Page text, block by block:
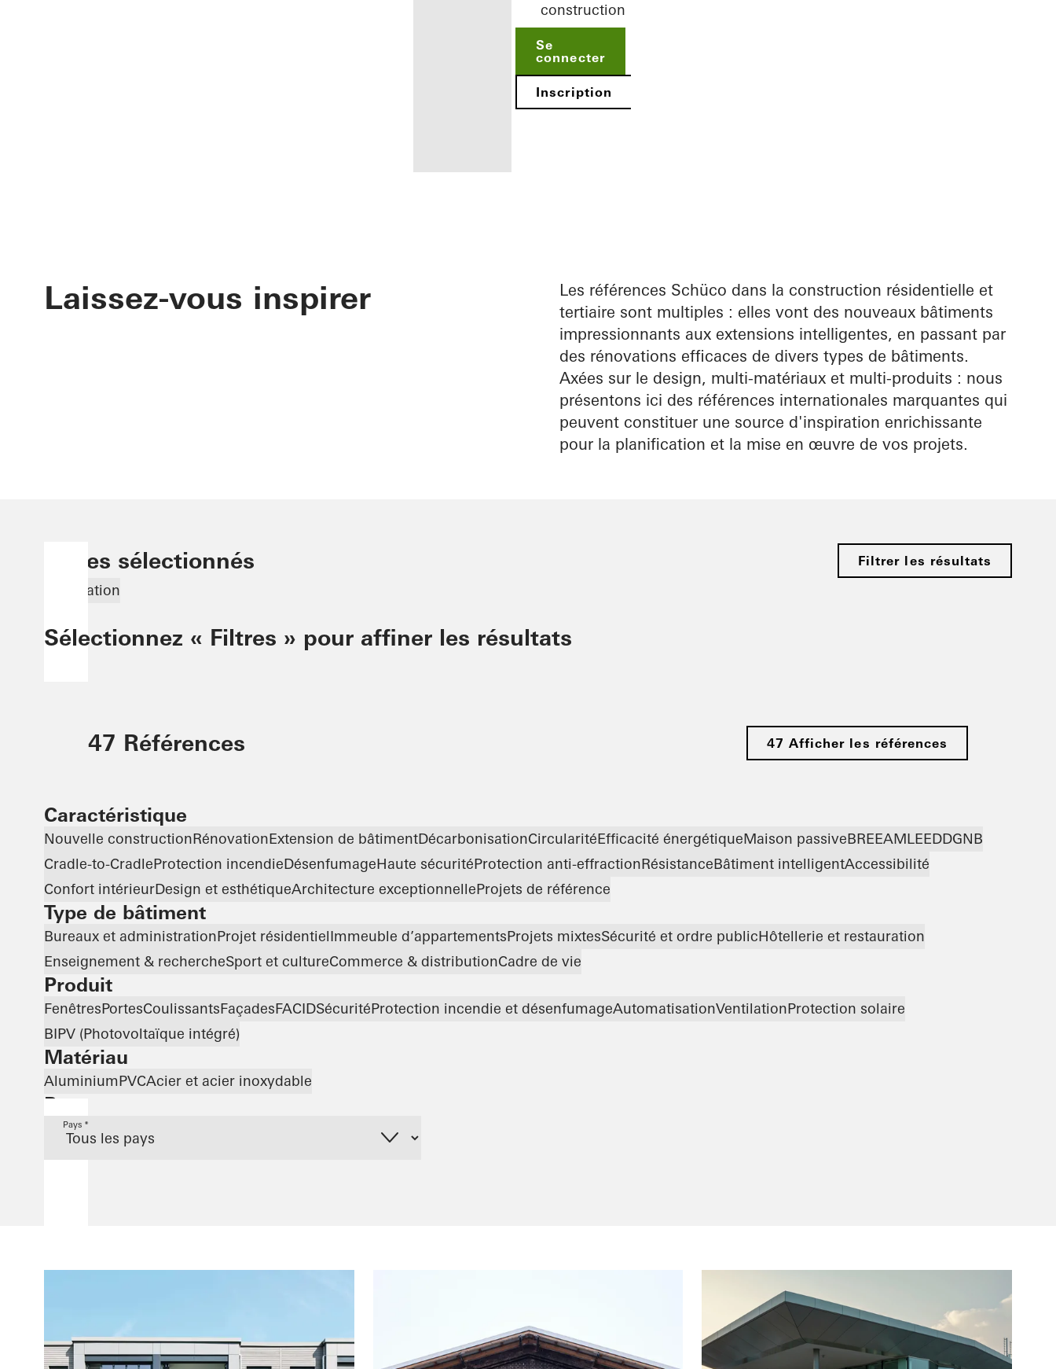
qu'architecte
construction
Se
connecter
Inscription
Laissez-vous inspirer
Les références Schüco dans la construction résidentielle et
tertiaire sont multiples : elles vont des nouveaux bâtiments
impressionnants aux extensions intelligentes, en passant par
des rénovations efficaces de divers types de bâtiments.
Axées sur le design, multi-matériaux et multi-produits : nous
présentons ici des références internationales marquantes qui
peuvent constituer une source d'inspiration enrichissante
pour la planification et la mise en œuvre de vos projets.
Filtres sélectionnés Filtrer les résultats
Rénovation
Sélectionnez « Filtres » pour affiner les résultats
47 Références 47 Afficher les références
Caractéristique
Nouvelle constructionRénovationExtension de bâtimentDécarbonisationCircularitéEfficacité énergétiqueMaison passiveBREEAMLEEDDGNB
Cradle-to-CradleProtection incendieDésenfumageHaute sécuritéProtection anti-effractionRésistanceBâtiment intelligentAccessibilité
Confort intérieurDesign et esthétiqueArchitecture exceptionnelleProjets de référence
Type de bâtiment
Bureaux et administrationProjet résidentielImmeuble d’appartementsProjets mixtesSécurité et ordre publicHôtellerie et restauration
Enseignement & rechercheSport et cultureCommerce & distributionCadre de vie
Produit
FenêtresPortesCoulissantsFaçadesFACIDSécuritéProtection incendie et désenfumageAutomatisationVentilationProtection solaire
BIPV (Photovoltaïque intégré)
Matériau
AluminiumPVCAcier et acier inoxydable
Pays
Pays *